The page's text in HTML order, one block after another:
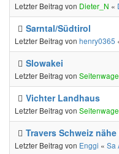
Letzter Beitrag von Dieter_N «
Sarntal/Südtirol
Letzter Beitrag von henry0365
Slowakei
Letzter Beitrag von
Vichter Landhaus
Letzter Beitrag von
Travers Schweiz
Letzter Beitrag von Enggi « Sa